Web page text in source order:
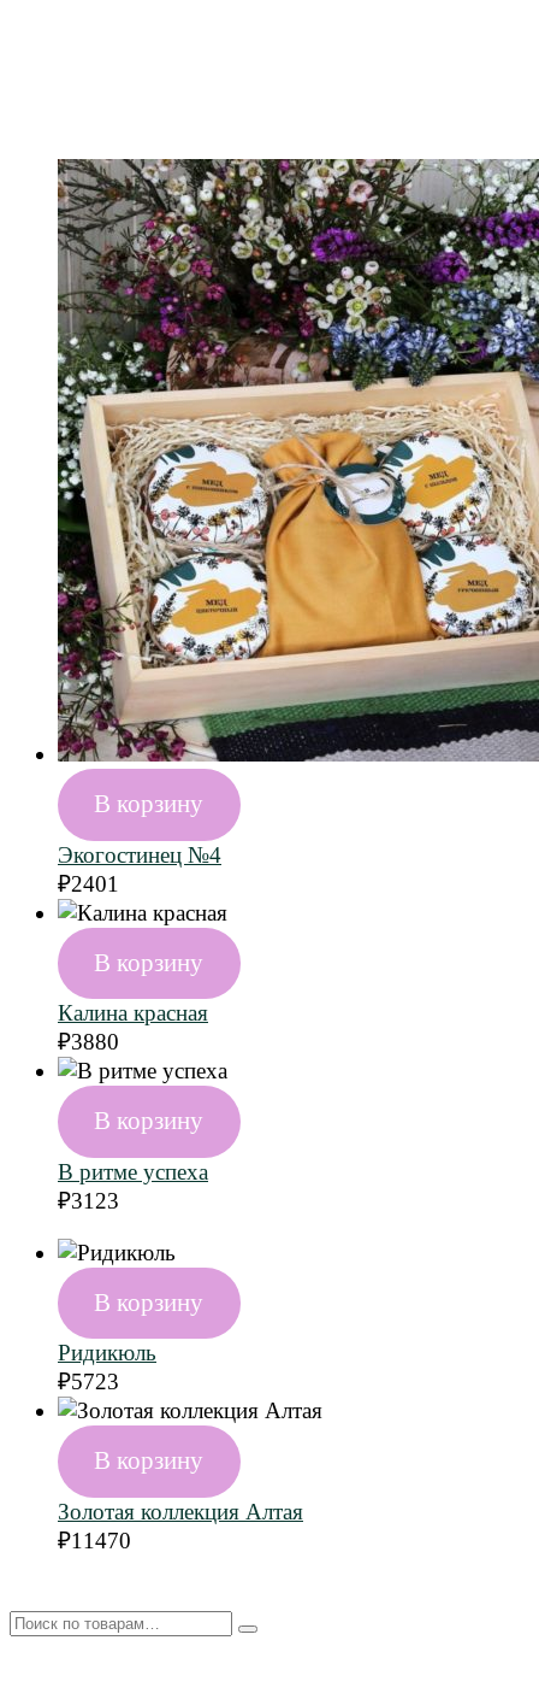
В корзину
Экогостинец №4
₽2401
В корзину
Калина красная
₽3880
В корзину
В ритме успеха
₽3123
В корзину
Ридикюль
₽5723
В корзину
Золотая коллекция Алтая
₽11470
Искать: